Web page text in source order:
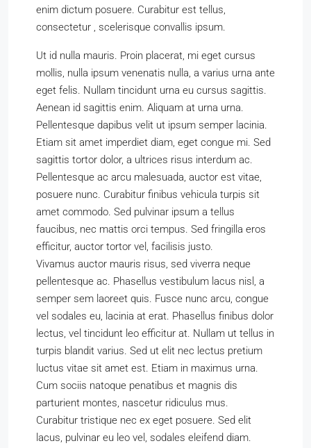
enim dictum posuere. Curabitur est tellus,
consectetur , scelerisque convallis ipsum.
Ut id nulla mauris. Proin placerat, mi eget cursus
mollis, nulla ipsum venenatis nulla, a varius urna ante
eget felis. Nullam tincidunt urna eu cursus sagittis.
Aenean id sagittis enim. Aliquam at urna urna.
Pellentesque dapibus velit ut ipsum semper lacinia.
Etiam sit amet imperdiet diam, eget congue mi. Sed
sagittis tortor dolor, a ultrices risus interdum ac.
Pellentesque ac arcu malesuada, auctor est vitae,
posuere nunc. Curabitur finibus vehicula turpis sit
amet commodo. Sed pulvinar ipsum a tellus
faucibus, nec mattis orci tempus. Sed fringilla eros
efficitur, auctor tortor vel, facilisis justo.
Vivamus auctor mauris risus, sed viverra neque
pellentesque ac. Phasellus vestibulum lacus nisl, a
semper sem laoreet quis. Fusce nunc arcu, congue
vel sodales eu, lacinia at erat. Phasellus finibus dolor
lectus, vel tincidunt leo efficitur at. Nullam ut tellus in
turpis blandit varius. Sed ut elit nec lectus pretium
luctus vitae sit amet est. Etiam in maximus urna.
Cum sociis natoque penatibus et magnis dis
parturient montes, nascetur ridiculus mus.
Curabitur tristique nec ex eget posuere. Sed elit
lacus, pulvinar eu leo vel, sodales eleifend diam.